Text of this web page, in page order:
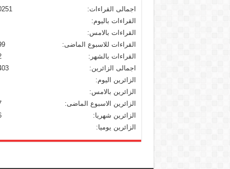
اجمالى القراءات:
القراءات باليوم:
القراءات بالامس:
القراءات للاسبوع الماضى:
القراءات بالشهر:
اجمالى الزائرين:
الزائرين اليوم:
الزائرين بالامس:
الزائرين الاسبوع الماضى:
الزائرين شهريا:
الزائرين يوميا: